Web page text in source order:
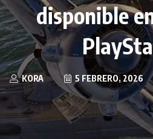
disponible
KORA 5 FEBRERO, 2026